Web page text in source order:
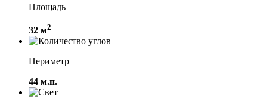
Площадь
32 м2
Периметр
44 м.п.